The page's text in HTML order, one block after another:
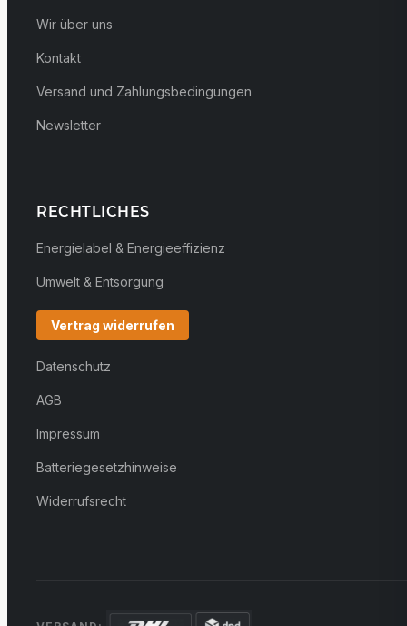
Wir über uns
Kontakt
Versand und Zahlungsbedingungen
Newsletter
RECHTLICHES
Energielabel & Energieeffizienz
Umwelt & Entsorgung
Vertrag widerrufen
Datenschutz
AGB
Impressum
Batteriegesetzhinweise
Widerrufsrecht